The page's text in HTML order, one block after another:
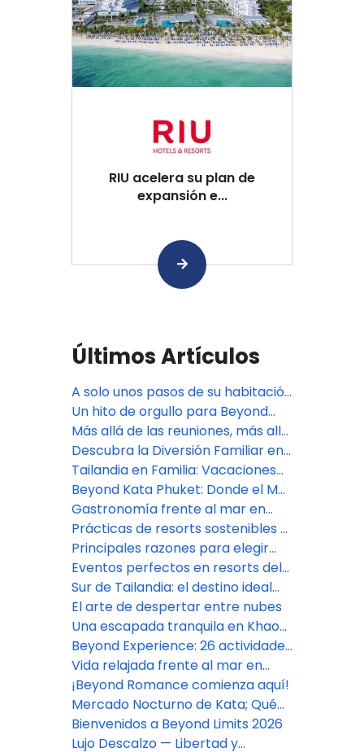
RIU acelera su plan de
expansión e...
Últimos Artículos
A solo unos pasos de su habitación
al mar
Un hito de orgullo para Beyond
Skywalk Nangshi
Más allá de las reuniones, más allá
de las expectativas
Descubra la Diversión Familiar en
Pamookkoo Resort Phuket
Tailandia en Familia: Vacaciones
de Verano Inolvidables
Beyond Kata Phuket: Donde el Mar
es Parte de la Experiencia
Gastronomía frente al mar en
Beyond Karon Phuket
Prácticas de resorts sostenibles y
ecológicos en el sur de Tailandia
Principales razones para elegir
una estancia en un resort en el sur
de Tailandia
Eventos perfectos en resorts del
sur de Tailandia
Sur de Tailandia: el destino ideal
para todo tipo de viajero
El arte de despertar entre nubes
Una escapada tranquila en Khao
Lak, Phang Nga
Beyond Experience: 26 actividades
para transformar tu "escapada"
en un "viaje" inolvidable
Vida relajada frente al mar en
Beyond Kata
¡Beyond Romance comienza aquí!
Mercado Nocturno de Kata; Qué
comer, comprar y ver en el
mercado más vibrante de Phuket
Bienvenidos a Beyond Limits 2026
Lujo Descalzo — Libertad y